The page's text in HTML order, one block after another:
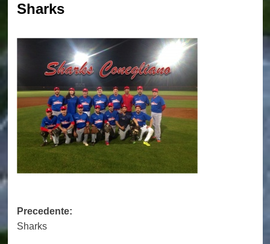
Sharks
Navigazione
articolo
Precedente:
Sharks